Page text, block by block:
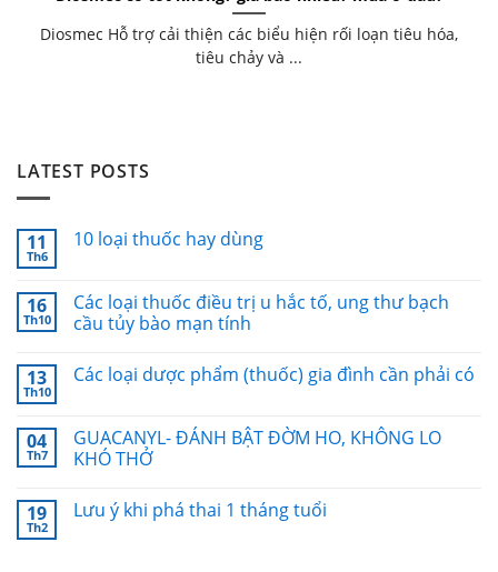
Diosmec Hỗ trợ cải thiện các biểu hiện rối loạn tiêu hóa,
tiêu chảy và ...
LATEST POSTS
11
Th6
10 loại thuốc hay dùng
16
Th10
Các loại thuốc điều trị u hắc tố, ung thư bạch
cầu tủy bào mạn tính
13
Th10
Các loại dược phẩm (thuốc) gia đình cần phải có
04
Th7
GUACANYL- ĐÁNH BẬT ĐỜM HO, KHÔNG LO
KHÓ THỞ
19
Th2
Lưu ý khi phá thai 1 tháng tuổi